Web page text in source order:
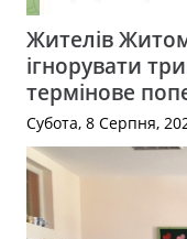
Жителів
ігнорувати
термінове
Субота, 8 Серпня,